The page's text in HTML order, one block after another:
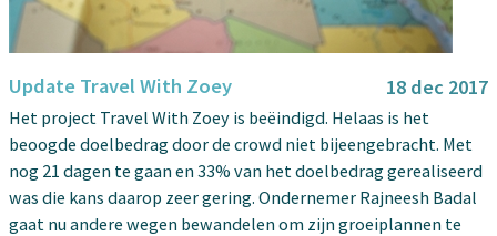
18 dec 2017
Update Travel With Zoey
Het project Travel With Zoey is beëindigd. Helaas is het
beoogde doelbedrag door de crowd niet bijeengebracht. Met
nog 21 dagen te gaan en 33% van het doelbedrag gerealiseerd
was die kans daarop zeer gering. Ondernemer Rajneesh Badal
gaat nu andere wegen bewandelen om zijn groeiplannen te